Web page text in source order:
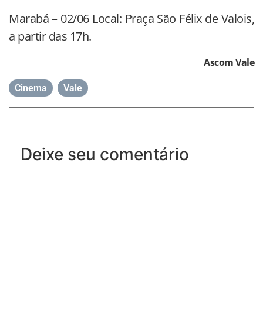
Marabá – 02/06 Local: Praça São Félix de Valois,
a partir das 17h.
Ascom Vale
Cinema Vale
Deixe seu comentário